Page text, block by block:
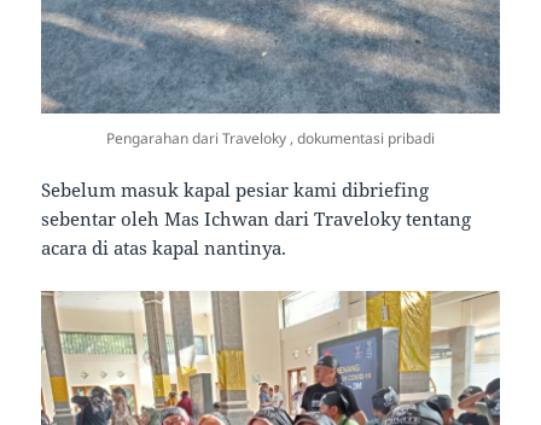
Pengarahan dari Traveloky , dokumentasi pribadi
Sebelum masuk kapal pesiar kami dibriefing
sebentar oleh Mas Ichwan dari Traveloky tentang
acara di atas kapal nantinya.